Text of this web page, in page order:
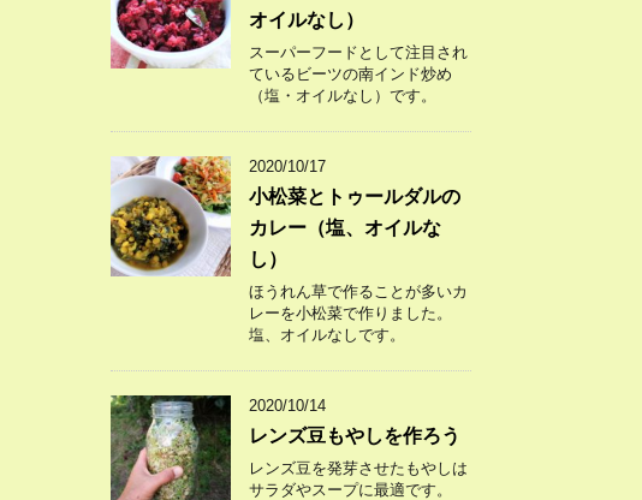
オイルなし）
スーパーフードとして注目され
ているビーツの南インド炒め
（塩・オイルなし）です。
2020/10/17
小松菜とトゥールダルの
カレー（塩、オイルな
し）
ほうれん草で作ることが多いカ
レーを小松菜で作りました。
塩、オイルなしです。
2020/10/14
レンズ豆もやしを作ろう
レンズ豆を発芽させたもやしは
サラダやスープに最適です。